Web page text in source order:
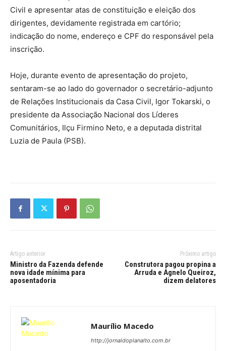
Civil e apresentar atas de constituição e eleição dos
dirigentes, devidamente registrada em cartório;
indicação do nome, endereço e CPF do responsável pela
inscrição.
Hoje, durante evento de apresentação do projeto,
sentaram-se ao lado do governador o secretário-adjunto
de Relações Institucionais da Casa Civil, Igor Tokarski, o
presidente da Associação Nacional dos Líderes
Comunitários, Ilçu Firmino Neto, e a deputada distrital
Luzia de Paula (PSB).
Artigo anterior
Ministro da Fazenda defende
nova idade mínima para
aposentadoria
Próximo artigo
Construtora pagou propina a
Arruda e Agnelo Queiroz,
dizem delatores
Maurílio Macedo
http://jornaldoplanalto.com.br